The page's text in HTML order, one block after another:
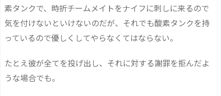
素タンクで、時折チームメイトをナイフに刺しに来るので
気を付けないといけないのだが、それでも酸素タンクを持
っているので優しくしてやらなくてはならない。
たとえ彼が全てを投げ出し、それに対する謝罪を拒んだよ
うな場合でも。